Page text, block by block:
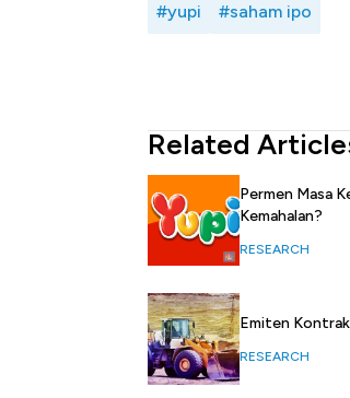
#yupi #saham ipo
Related
Permen Masa
Kemahalan?
RESEARCH
Emiten
RESEARCH